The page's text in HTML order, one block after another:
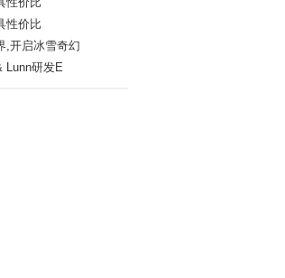
性价比
,开启冰雪奇幻
Lunn研发E